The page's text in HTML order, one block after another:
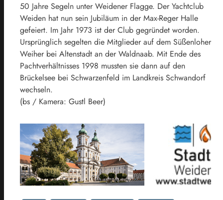
50 Jahre Segeln unter Weidener Flagge. Der Yachtclub
Weiden hat nun sein Jubiläum in der Max-Reger Halle
gefeiert. Im Jahr 1973 ist der Club gegründet worden.
Ursprünglich segelten die Mitglieder auf dem Süßenloher
Weiher bei Altenstadt an der Waldnaab. Mit Ende des
Pachtverhältnisses 1998 mussten sie dann auf den
Brückelsee bei Schwarzenfeld im Landkreis Schwandorf
wechseln.
(bs / Kamera: Gustl Beer)